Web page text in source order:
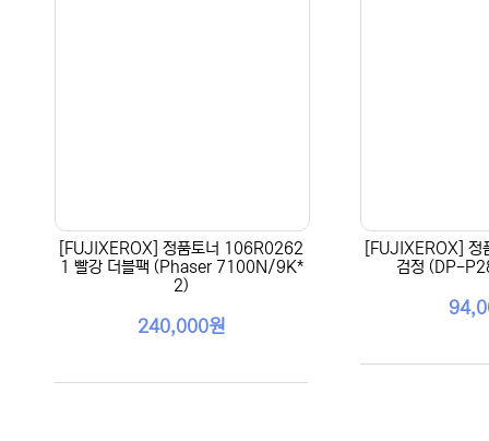
[FUJIXEROX] 정품토너 106R0262
1 빨강 더블팩 (Phaser 7100N/9K*
2)
240,000원
[FUJIXEROX]
검정 (DP-